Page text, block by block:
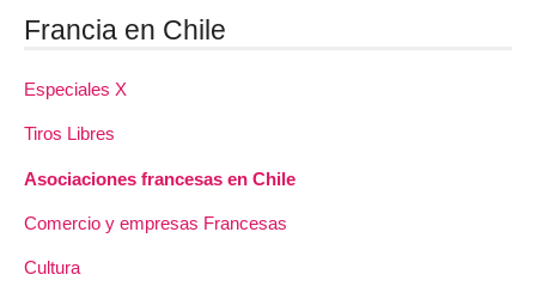
Francia en Chile
Especiales X
Tiros Libres
Asociaciones francesas en Chile
Comercio y empresas Francesas
Cultura